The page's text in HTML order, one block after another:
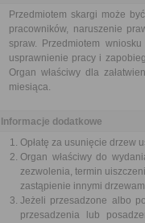
Przedmiotem skargi może
pracowników, naruszenie
spraw. Przedmiotem
usprawnienie pracy i
Organ właściwy dla
miesiąca.
Informacje dodatkowe
Opłatę za usunięcie drzew
Organ właściwy do
zezwolenia, termin
zastąpienie innymi
Jeżeli przesadzone albo
przesadzenia lub